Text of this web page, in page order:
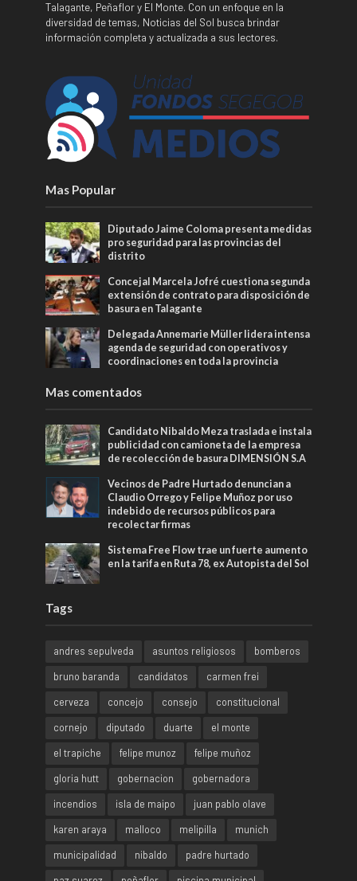
Talagante, Peñaflor y El Monte. Con un enfoque en la
diversidad de temas, Noticias del Sol busca brindar
información completa y actualizada a sus lectores.
Mas Popular
Diputado Jaime Coloma presenta medidas
pro seguridad para las provincias del
distrito
Concejal Marcela Jofré cuestiona segunda
extensión de contrato para disposición de
basura en Talagante
Delegada Annemarie Müller lidera intensa
agenda de seguridad con operativos y
coordinaciones en toda la provincia
Mas comentados
Candidato Nibaldo Meza traslada e instala
publicidad con camioneta de la empresa
de recolección de basura DIMENSIÓN S.A
Vecinos de Padre Hurtado denuncian a
Claudio Orrego y Felipe Muñoz por uso
indebido de recursos públicos para
recolectar firmas
Sistema Free Flow trae un fuerte aumento
en la tarifa en Ruta 78, ex Autopista del Sol
Tags
andres sepulveda asuntos religiosos
bomberos
bruno baranda
candidatos
carmen frei
cerveza
concejo consejo
constitucional
cornejo
diputado duarte
el monte
el trapiche
felipe munoz
felipe muñoz
gloria hutt
gobernacion
gobernadora
incendios
isla de maipo
juan pablo olave
karen araya
malloco melipilla
munich
municipalidad
nibaldo
padre hurtado